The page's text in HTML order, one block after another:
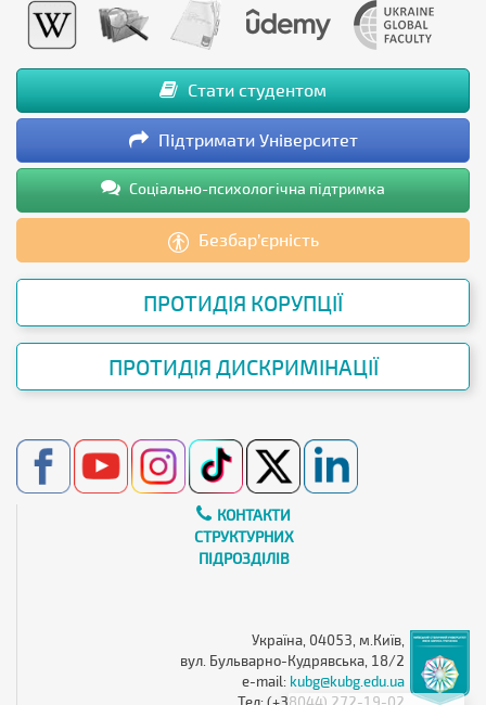
Стати студентом
Підтримати Університет
Соціально-психологічна підтримка
Безбар’єрність
ПРОТИДІЯ КОРУПЦІЇ
ПРОТИДІЯ ДИСКРИМІНАЦІЇ
КОНТАКТИ
СТРУКТУРНИХ
ПІДРОЗДІЛІВ
Україна, 04053, м.Київ,
вул. Бульварно-Кудрявська, 18/2
e-mail: kubg@kubg.edu.ua